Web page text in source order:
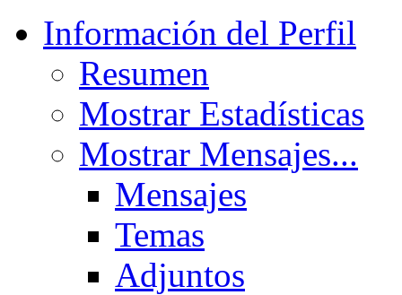
Información del Perfil
Resumen
Mostrar Estadísticas
Mostrar Mensajes...
Mensajes
Temas
Adjuntos